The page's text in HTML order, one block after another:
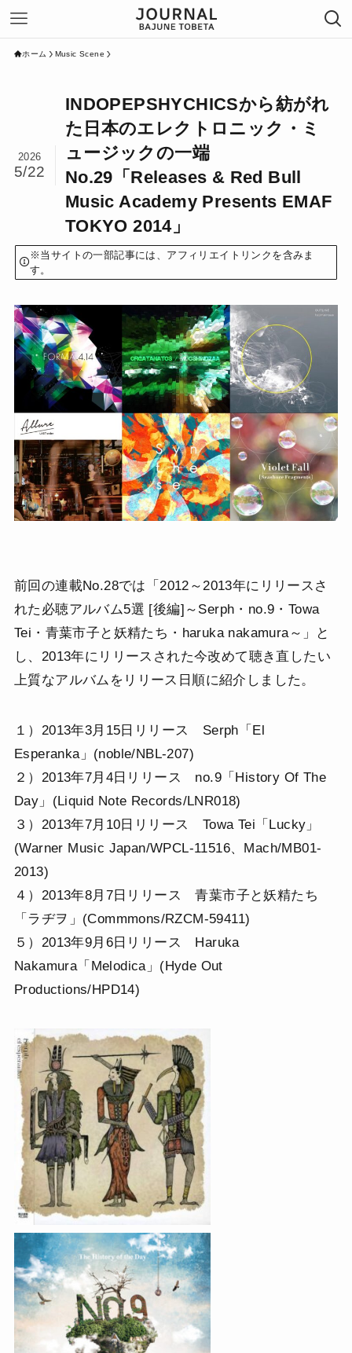
ホーム Music Scene
INDOPEPSHYCHICSから紡がれ
た日本のエレクトロニック・ミ
ュージックの一端
No.29「Releases & Red Bull
Music Academy Presents EMAF
TOKYO 2014」
2026
5/22
※当サイトの一部記事には、アフィリエイトリンクを含みま
す。
前回の連載No.28では「2012～2013年にリリースさ
れた必聴アルバム5選 [後編]～Serph・no.9・Towa
Tei・青葉市子と妖精たち・haruka nakamura～」と
し、2013年にリリースされた今改めて聴き直したい
上質なアルバムをリリース日順に紹介しました。
１）2013年3月15日リリース Serph「El
Esperanka」(noble/NBL-207)
２）2013年7月4日リリース no.9「History Of The
Day」(Liquid Note Records/LNR018)
３）2013年7月10日リリース Towa Tei「Lucky」
(Warner Music Japan/WPCL-11516、Mach/MB01-
2013)
４）2013年8月7日リリース 青葉市子と妖精たち
「ラヂヲ」(Commmons/RZCM-59411)
５）2013年9月6日リリース Haruka
Nakamura「Melodica」(Hyde Out
Productions/HPD14)